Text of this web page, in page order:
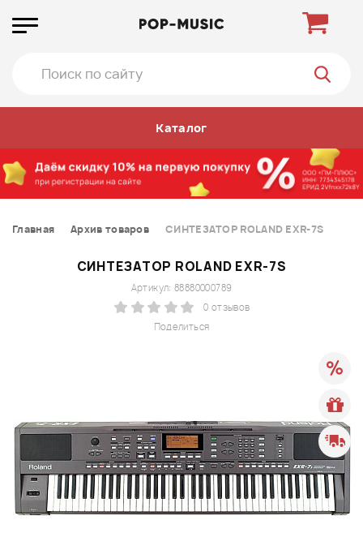
Каталог
Главная Архив товаров СИНТЕЗАТОР ROLAND EXR-7S
СИНТЕЗАТОР ROLAND EXR-7S
Поделиться
Артикул: 88880000789
0 отзывов